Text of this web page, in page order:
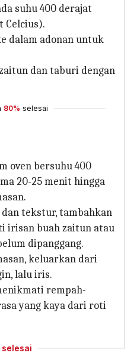
suhu 400 derajat
Celcius).
dalam adonan untuk
dan taburi dengan
80% selesai
oven bersuhu 400
20-25 menit hingga
tekstur, tambahkan
irisan buah zaitun atau
dipanggang.
keluarkan dari
lalu iris.
rempah-
yang kaya dari roti
selesai